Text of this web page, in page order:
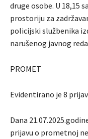
druge osobe. U 18,15
prostoriju za
policijski službenika
narušenog javnog
PROMET
Evidentirano je 8
Dana
prijavu o prometnoj